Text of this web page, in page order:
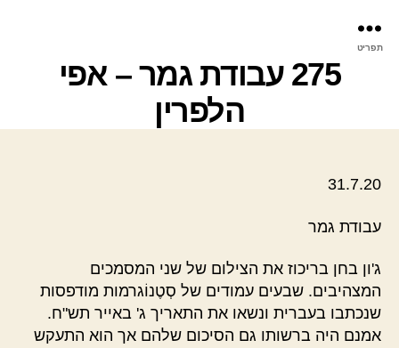
תפריט
275 עבודת גמר – אפי
הלפרין
31.7.20
עבודת גמר
ג'ון בחן בריכוז את הצילום של שני המסמכים
המצהיבים. שבעים עמודים של סְטֶנוֹגרמות מודפסות
שנכתבו בעברית ונשאו את התאריך ג' באייר תש"ח.
אמנם היה ברשותו גם הסיכום שלהם אך הוא התעקש